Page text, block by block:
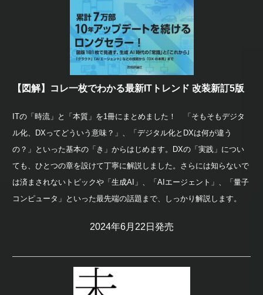
【図解】コレ一枚でわかる最新ITトレンド 改装新訂5版
ITの「時流」と「本質」を1冊にまとめました！ 「そもそもデジタ
ル化、DXってどういう意味？」、「デジタル化とDXは何が違う
の？」といった基本の「き」からはじめます。DXの「実践」につい
ても、ひとつの章を設けて丁寧に解説しました。さらには知らないで
は済まされないトピックや「生成AI」、「AIエージェント」、「量子
コンピュータ」といった最先端の話題まで、しっかり解説します。
2024年6月22日発売